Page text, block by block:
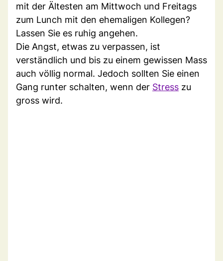
mit der Ältesten am Mittwoch und Freitags
zum Lunch mit den ehemaligen Kollegen?
Lassen Sie es ruhig angehen.
Die Angst, etwas zu verpassen, ist
verständlich und bis zu einem gewissen Mass
auch völlig normal. Jedoch sollten Sie einen
Gang runter schalten, wenn der Stress zu
gross wird.